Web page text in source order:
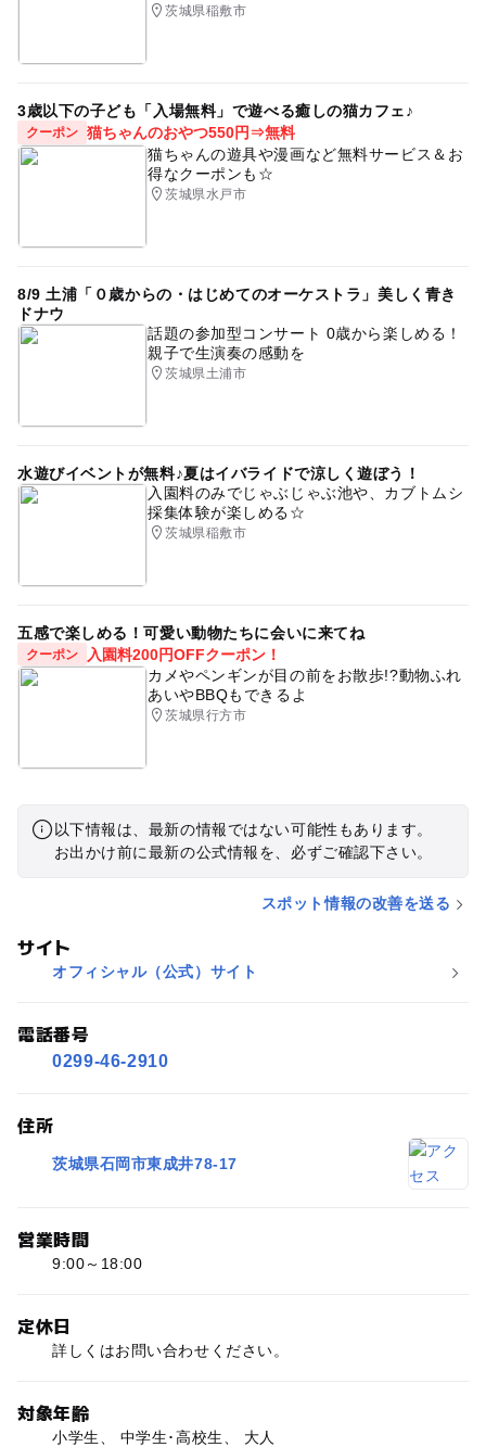
茨城県稲敷市
3歳以下の子ども「入場無料」で遊べる癒しの猫カフェ♪
クーポン 猫ちゃんのおやつ550円⇒無料
猫ちゃんの遊具や漫画など無料サービス＆お
得なクーポンも☆
茨城県水戸市
8/9 土浦「０歳からの・はじめてのオーケストラ」美しく青き
ドナウ
話題の参加型コンサート 0歳から楽しめる！
親子で生演奏の感動を
茨城県土浦市
水遊びイベントが無料♪夏はイバライドで涼しく遊ぼう！
入園料のみでじゃぶじゃぶ池や、カブトムシ
採集体験が楽しめる☆
茨城県稲敷市
五感で楽しめる！可愛い動物たちに会いに来てね
クーポン
入園料200円OFFクーポン！
カメやペンギンが目の前をお散歩!?動物ふれ
あいやBBQもできるよ
茨城県行方市
以下情報は、最新の情報ではない可能性もあります。
お出かけ前に最新の公式情報を、必ずご確認下さい。
スポット情報の改善を送る
サイト
オフィシャル（公式）サイト
電話番号
0299-46-2910
住所
茨城県石岡市東成井78-17
営業時間
9:00～18:00
定休日
詳しくはお問い合わせください。
対象年齢
小学生、 中学生･高校生、 大人